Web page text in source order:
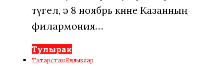
түгел, ә 8 ноябрь көнне Казанның
филармония…
Тулырак
ТатарстанЯңалыклар